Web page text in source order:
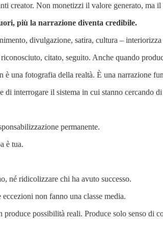
creator. Non monetizzi il valore generato, ma
più la narrazione diventa credibile.
divulgazione, satira, cultura – interiorizza
citato, seguito. Anche quando
una fotografia della realtà. È una narrazione
di interrogare il sistema in cui stanno cercando
permanente.
è tua.
né ridicolizzare chi ha avuto successo.
non fanno una classe media.
possibilità reali. Produce solo senso di